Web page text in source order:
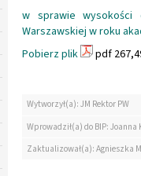
w sprawie wysokości
Warszawskiej w roku
Pobierz plik
pdf
Wytworzył(a): JM Rektor PW
Wprowadził(a) do BIP:
Zaktualizował(a): Agnieszka